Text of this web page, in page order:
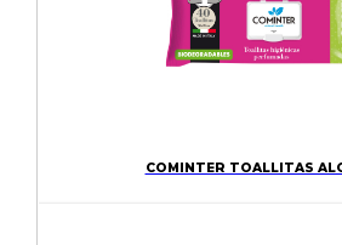
COMINTER TOALLITAS